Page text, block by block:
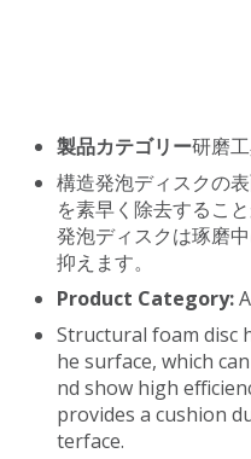
製品カテゴリー研磨
構造発泡ディスクの
を素早く除去するこ
発泡ディスクは琢磨
抑えます。
Product Category:
Structural foam disc
he surface, which
nd show high
provides a cushion
terface.